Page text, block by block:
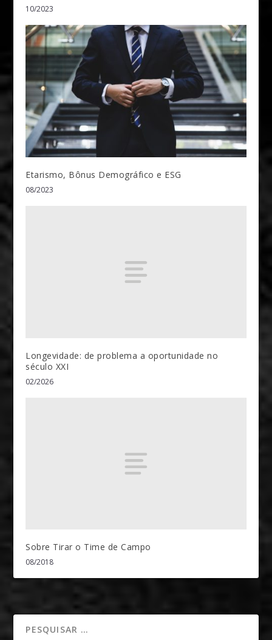
10/2023
Etarismo, Bônus Demográfico e ESG
08/2023
Longevidade: de problema a oportunidade no
século XXI
02/2026
Sobre Tirar o Time de Campo
08/2018